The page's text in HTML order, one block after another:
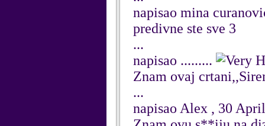
napisao mina
predivne ste sve 3
...
napisao .........
Znam ovaj
...
napisao Alex , 30